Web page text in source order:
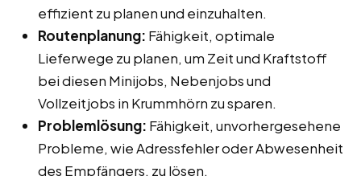
effizient zu planen und einzuhalten.
Routenplanung: Fähigkeit, optimale
Lieferwege zu planen, um Zeit und Kraftstoff
bei diesen Minijobs, Nebenjobs und
Vollzeitjobs in Krummhörn zu sparen.
Problemlösung: Fähigkeit, unvorhergesehene
Probleme, wie Adressfehler oder Abwesenheit
des Empfängers, zu lösen.